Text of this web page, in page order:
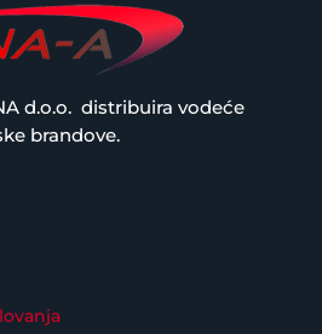
d.o.o. distribuira vodeće
brandove.